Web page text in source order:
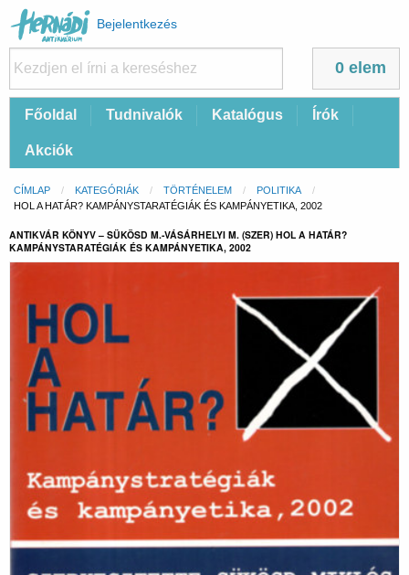
Felhasználói
fiók
menüje
Bejelentkezés
0 elem
FőFőoldal Tudnivalók Katalógus Írók
Akciók
Morzsa
CÍMLAP KATEGÓRIÁK TÖRTÉNELEM
POLITIKA
CURRENT:
HOL A HATÁR? KAMPÁNYSTARATÉGIÁK ÉS KAMPÁNYETIKA, 2002
ANTIKVÁR KÖNYV – SÜKÖSD M.-VÁSÁRHELYI M. (SZER) HOL A HATÁR?
KAMPÁNYSTARATÉGIÁK ÉS KAMPÁNYETIKA, 2002